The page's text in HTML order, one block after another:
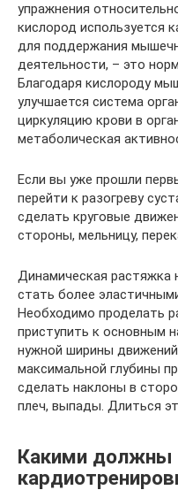
упражнения
кислород используется
для поддержания
деятельности, – это
Благодаря кислороду
улучшается система
циркуляцию крови в
метаболическая
Если вы уже прошли
перейти к разогреву
сделать круговые
стороны, мельницу,
Динамическая
стать более
Необходимо проделать
приступить к основным
нужной ширины движений
максимальной глубины
сделать наклоны в
плеч, выпады. Длиться
Какими должны